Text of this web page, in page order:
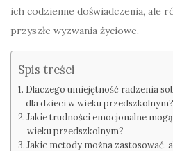
ich codzienne doświadczenia, ale
przyszłe wyzwania życiowe.
Spis treści
Dlaczego umiejętność radzenia
dla dzieci w wieku przedszkolnym?
Jakie trudności emocjonalne
wieku przedszkolnym?
Jakie metody można zastosować,